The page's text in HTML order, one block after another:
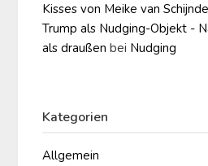
Kisses von Meike van
Trump als Nudging-Objekt -
als draußen bei Nudging
Kategorien
Allgemein